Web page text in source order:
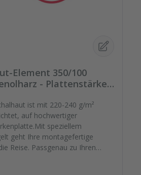
Element 350/100
- Plattenstärke
ist mit 220-240 g/m²
auf hochwertiger
speziellem
geht Ihre montagefertige
Reise. Passgenau zu Ihren